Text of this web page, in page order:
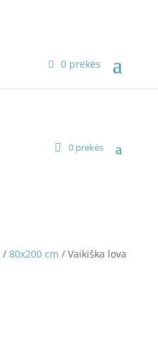
0 prekės
0 prekės
/ 80x200 cm / Vaikiška lova